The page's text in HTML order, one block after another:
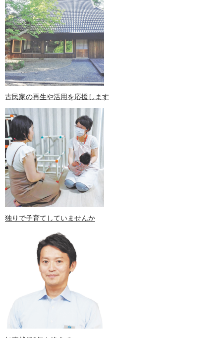
古民家の再生や活用を応援します
独りで子育てしていませんか